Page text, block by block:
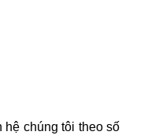
hệ chúng tôi theo số